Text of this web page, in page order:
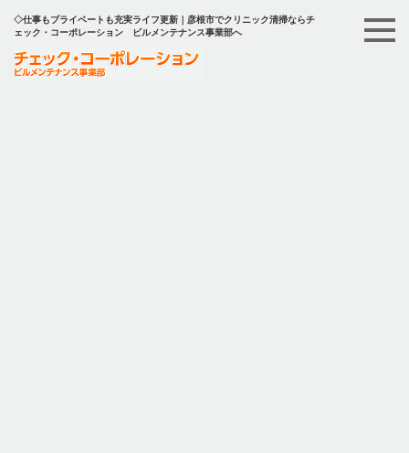
◇仕事もプライベートも充実ライフ更新｜彦根市でクリニック清掃ならチ
ェック・コーポレーション ビルメンテナンス事業部へ